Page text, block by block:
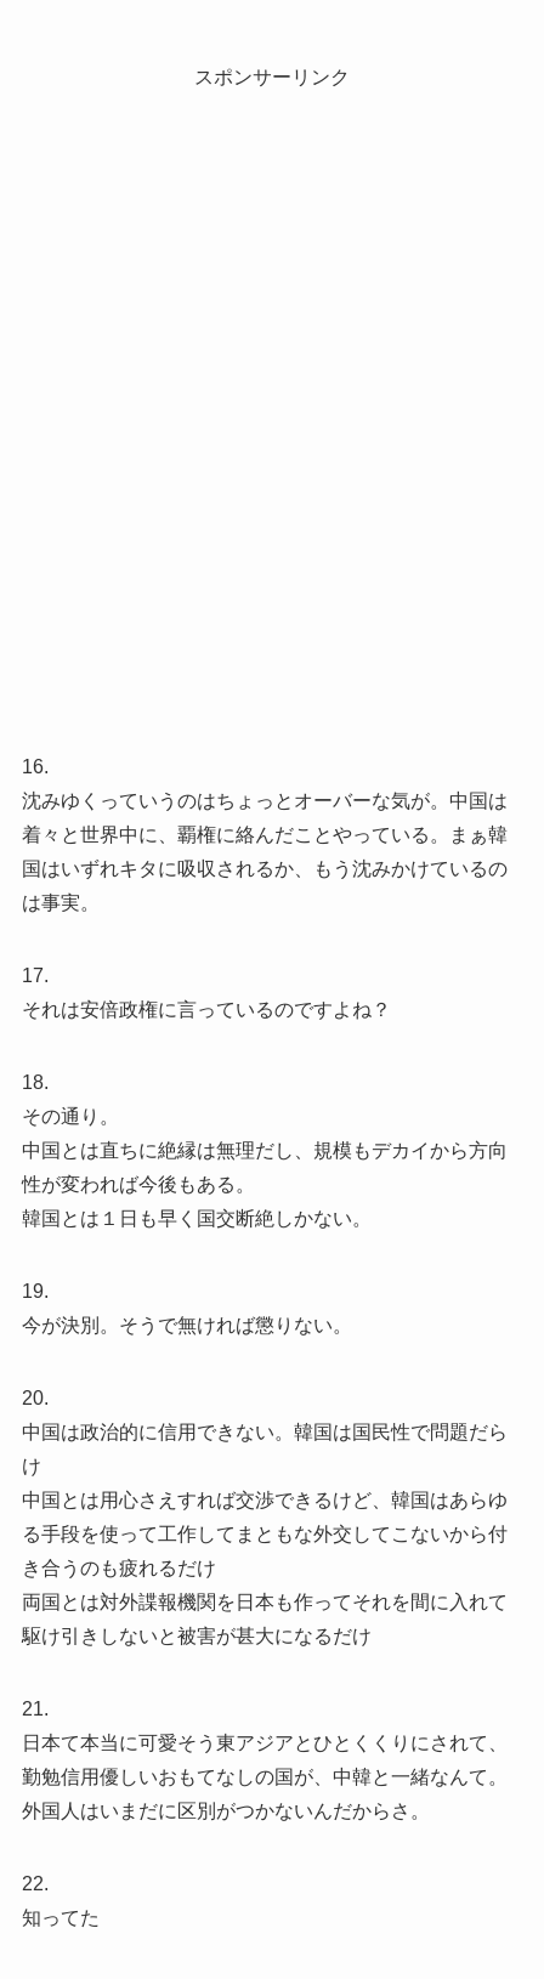
スポンサーリンク
16.
沈みゆくっていうのはちょっとオーバーな気が。中国は
着々と世界中に、覇権に絡んだことやっている。まぁ韓
国はいずれキタに吸収されるか、もう沈みかけているの
は事実。
17.
それは安倍政権に言っているのですよね？
18.
その通り。
中国とは直ちに絶縁は無理だし、規模もデカイから方向
性が変われば今後もある。
韓国とは１日も早く国交断絶しかない。
19.
今が決別。そうで無ければ懲りない。
20.
中国は政治的に信用できない。韓国は国民性で問題だら
け
中国とは用心さえすれば交渉できるけど、韓国はあらゆ
る手段を使って工作してまともな外交してこないから付
き合うのも疲れるだけ
両国とは対外諜報機関を日本も作ってそれを間に入れて
駆け引きしないと被害が甚大になるだけ
21.
日本て本当に可愛そう東アジアとひとくくりにされて、
勤勉信用優しいおもてなしの国が、中韓と一緒なんて。
外国人はいまだに区別がつかないんだからさ。
22.
知ってた